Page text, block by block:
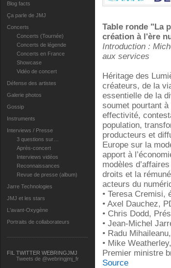
Blog facts
Ça parle de JMJ
Concerts
Concerts (Tournée)
Concerts de légende
Concerts en France
Showcase
Vidéo de concert
Défense des artistes
Galerie photos
Gossip
Instruments
Interviews / Presse
3 questions sur…
Après-concert
Interviews vidéos
Reconnaissances
Revue de presse (album)
Jarre Technologies
JMJ et les stars
L'avant-Oxygène
Portraits de collaborateurs
FIL TWITTER WEBRINGJMJ
Tweets de @webringjmj_fr
Table ronde "La
création à l'ère
Introduction :
aux services
Héritage des
créateurs, de la
essentielle de la
soumet pourtant
effectivité,
population,
producteurs et
Europe sur la
apport à
modèles
droits et la
acteurs du
• Teresa Cremisi,
• Axel Dauchez,
• Chris Dodd,
• Jean-Michel
• Radu
• Mike
Premier ministre
Source